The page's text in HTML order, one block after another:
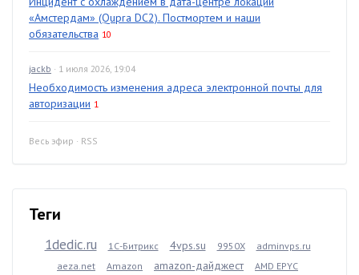
«Амстердам» (Qupra DC2). Постмортем и наши
обязательства 10
jackb · 1 июля 2026, 19:04
Необходимость изменения адреса электронной почты для
авторизации 1
Весь эфир · RSS
Теги
1dedic.ru 1С-Битрикс 4vps.su 9950X
adminvps.ru
aeza.net
Amazon amazon-дайджест
AMD EPYC